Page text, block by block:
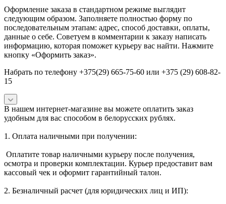
Оформление заказа в стандартном режиме выглядит
следующим образом. Заполняете полностью форму по
последовательным этапам: адрес, способ доставки, оплаты,
данные о себе. Советуем в комментарии к заказу написать
информацию, которая поможет курьеру вас найти. Нажмите
кнопку «Оформить заказ».
Набрать по телефону +375(29) 665-75-60 или +375 (29) 608-82-
15
В нашем интернет-магазине вы можете оплатить заказ
удобным для вас способом в белорусских рублях.
1. Оплата наличными при получении:
Оплатите товар наличными курьеру после получения,
осмотра и проверки комплектации. Курьер предоставит вам
кассовый чек и оформит гарантийный талон.
2. Безналичный расчет (для юридических лиц и ИП):